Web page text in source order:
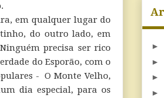
em qualquer lugar do
do outro lado, em
precisa ser rico
do Esporão, com o
- O Monte Velho,
dia especial, para os
►
►
►
►